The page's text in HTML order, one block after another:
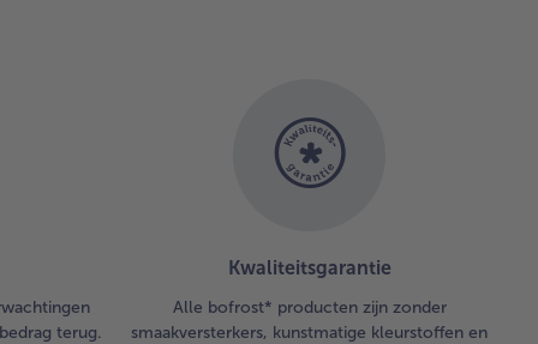
terug.
Kwaliteitsgarantie
Alle bofrost* producten zijn zonder
smaakversterkers, kunstmatige kleurstoffen en